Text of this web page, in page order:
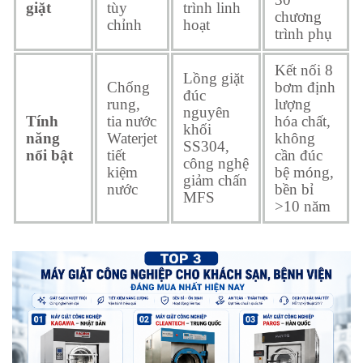
giặt
tùy
chỉnh
trình linh
hoạt
chương
trình phụ
Tính
năng
nổi bật
Chống
rung,
tia nước
Waterjet
tiết
kiệm
nước
Lồng giặt
đúc
nguyên
khối
SS304,
công nghệ
giảm chấn
MFS
Kết nối 8
bơm định
lượng
hóa chất,
không
cần đúc
bệ móng,
bền bỉ
>10 năm